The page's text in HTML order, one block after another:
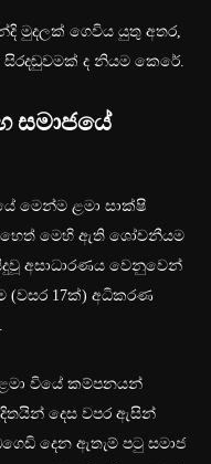
මුදලක් ගෙවිය යුතු අතර,
ද නියම කෙරේ.
සමාජයේ
මෙන්ම ළමා සාක්ෂි
මෙහි ඇති ශෝචනීයම
අසාධාරණය වෙනුවෙන්
(වසර 17ක්) අධිකරණ
වියේ කම්පනයන්
දෙස වපර ඇසින්
දෙන ඇතැම් පටු සමාජ